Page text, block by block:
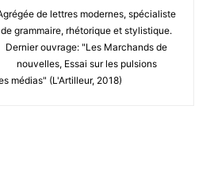
de lettres modernes, spécialiste
de grammaire, rhétorique et stylistique.
Dernier ouvrage: "Les Marchands de
nouvelles, Essai sur les pulsions
médias" (L'Artilleur, 2018)